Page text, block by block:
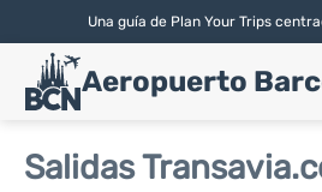
Una guía de Plan Your Trips
English| Español |
Aeropuerto
Vuelos
Salidas